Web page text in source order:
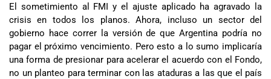
El sometimiento al FMI y el ajuste aplicado ha agravado la
crisis en todos los planos. Ahora, incluso un sector del
gobierno hace correr la versión de que Argentina podría no
pagar el próximo vencimiento. Pero esto a lo sumo implicaría
una forma de presionar para acelerar el acuerdo con el Fondo,
no un planteo para terminar con las ataduras a las que el país